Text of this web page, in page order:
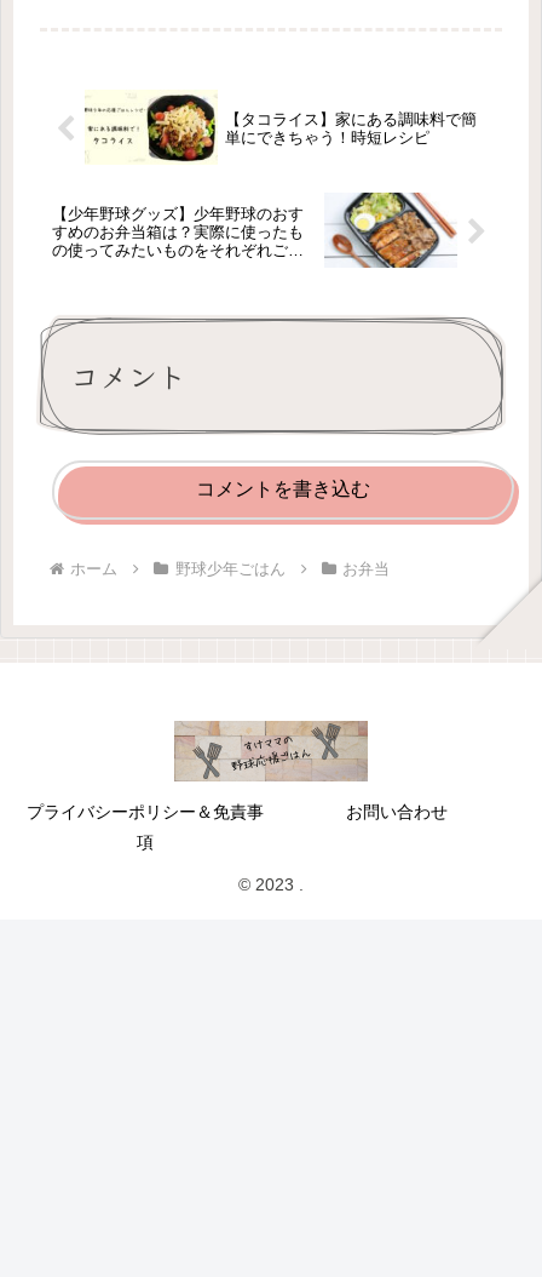
【タコライス】家にある調味料で簡
単にできちゃう！時短レシピ
【少年野球グッズ】少年野球のおす
すめのお弁当箱は？実際に使ったも
の使ってみたいものをそれぞれご紹
コメント
コメントを書き込む
ホーム 野球少年ごはん お弁当
プライバシーポリシー＆免責事
項
お問い合わせ
© 2023 .